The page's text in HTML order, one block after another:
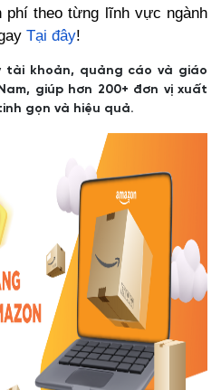
theo từng lĩnh vực ngành
Tại đây!
khoản, quảng cáo và giáo
giúp hơn 200+ đơn vị xuất
gọn và hiệu quả.